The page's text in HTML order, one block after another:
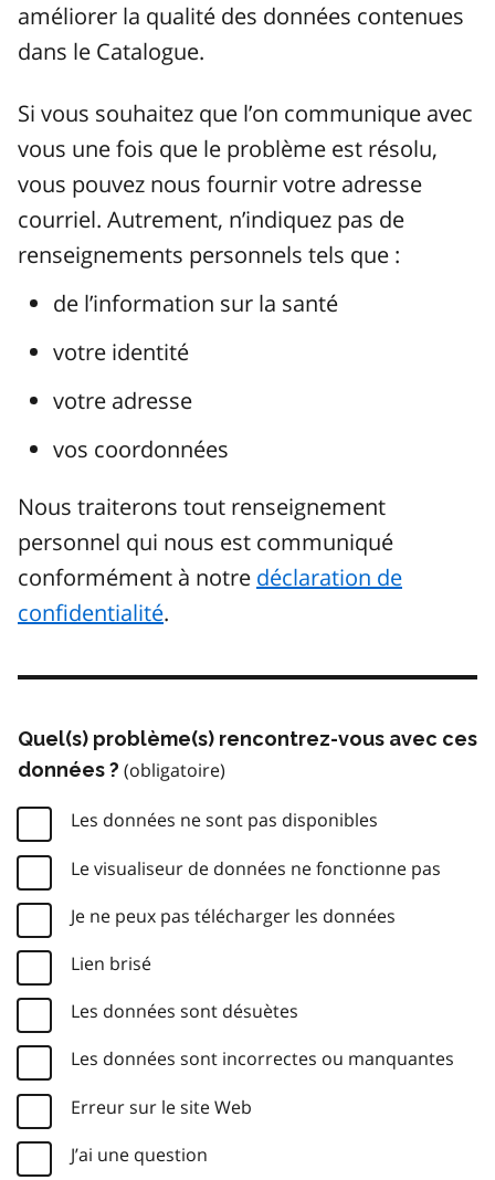
améliorer la qualité des données contenues
dans le Catalogue.
Si vous souhaitez que l’on communique avec
vous une fois que le problème est résolu,
vous pouvez nous fournir votre adresse
courriel. Autrement, n’indiquez pas de
renseignements personnels tels que :
de l’information sur la santé
votre identité
votre adresse
vos coordonnées
Nous traiterons tout renseignement
personnel qui nous est communiqué
conformément à notre déclaration de
confidentialité.
Quel(s) problème(s) rencontrez-vous avec ces
données ?
Les données ne sont pas disponibles
Le visualiseur de données ne fonctionne pas
Je ne peux pas télécharger les données
Lien brisé
Les données sont désuètes
Les données sont incorrectes ou manquantes
Erreur sur le site Web
J’ai une question